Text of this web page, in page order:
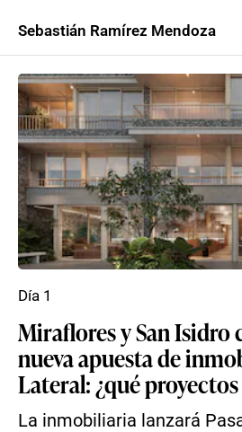
Sebastián Ramírez Mendoza
Miraflores y San Isidro
nueva apuesta de
Lateral: ¿qué
La inmobiliaria lanzará
Día 1